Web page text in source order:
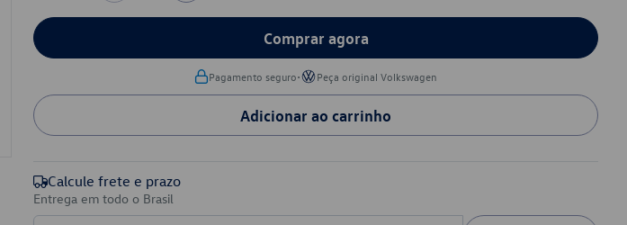
Comprar agora
Pagamento seguro• Peça original Volkswagen
Adicionar ao carrinho
Calcule frete e prazo
Entrega em todo o Brasil